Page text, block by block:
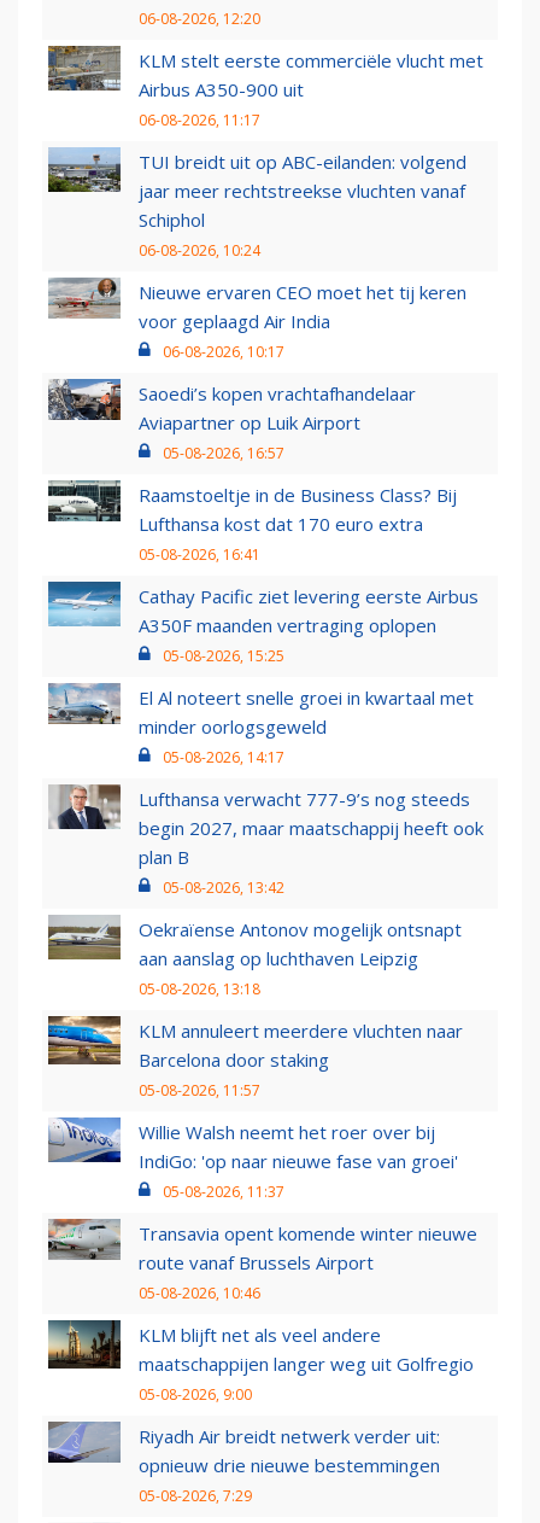
06-08-2026, 12:20
KLM stelt eerste commerciële vlucht met
Airbus A350-900 uit
06-08-2026, 11:17
TUI breidt uit op ABC-eilanden: volgend
jaar meer rechtstreekse vluchten vanaf
Schiphol
06-08-2026, 10:24
Nieuwe ervaren CEO moet het tij keren
voor geplaagd Air India
06-08-2026, 10:17
Saoedi’s kopen vrachtafhandelaar
Aviapartner op Luik Airport
05-08-2026, 16:57
Raamstoeltje in de Business Class? Bij
Lufthansa kost dat 170 euro extra
05-08-2026, 16:41
Cathay Pacific ziet levering eerste Airbus
A350F maanden vertraging oplopen
05-08-2026, 15:25
El Al noteert snelle groei in kwartaal met
minder oorlogsgeweld
05-08-2026, 14:17
Lufthansa verwacht 777-9’s nog steeds
begin 2027, maar maatschappij heeft ook
plan B
05-08-2026, 13:42
Oekraïense Antonov mogelijk ontsnapt
aan aanslag op luchthaven Leipzig
05-08-2026, 13:18
KLM annuleert meerdere vluchten naar
Barcelona door staking
05-08-2026, 11:57
Willie Walsh neemt het roer over bij
IndiGo: 'op naar nieuwe fase van groei'
05-08-2026, 11:37
Transavia opent komende winter nieuwe
route vanaf Brussels Airport
05-08-2026, 10:46
KLM blijft net als veel andere
maatschappijen langer weg uit Golfregio
05-08-2026, 9:00
Riyadh Air breidt netwerk verder uit:
opnieuw drie nieuwe bestemmingen
05-08-2026, 7:29